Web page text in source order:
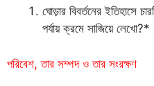
ঘোড়ার বিবর্তনের ইতিহাসে
পর্যায় ক্রমে সাজিয়ে লেখো?*
পরিবেশ, তার সম্পদ ও তার সংরক্ষণ